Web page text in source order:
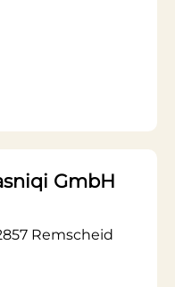
GmbH
Remscheid